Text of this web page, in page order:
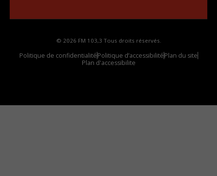
© 2026 FM 103,3 Tous droits réservés.
Politique de confidentialitéPolitique d’accessibilitéPlan du site
Plan d'accessibilite